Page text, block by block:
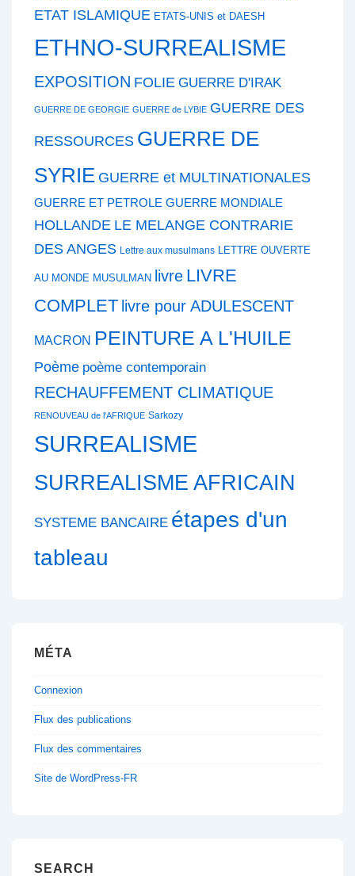
ETAT ISLAMIQUE ETATS-UNIS et DAESH
ETHNO-SURREALISME
EXPOSITION FOLIE GUERRE D'IRAK
GUERRE DE GEORGIE GUERRE de LYBIE GUERRE DES
RESSOURCES GUERRE DE
SYRIE GUERRE et MULTINATIONALES
GUERRE ET PETROLE GUERRE MONDIALE
HOLLANDE LE MELANGE CONTRARIE
DES ANGES Lettre aux musulmans LETTRE OUVERTE
AU MONDE MUSULMAN livre LIVRE
COMPLET livre pour ADULESCENT
MACRON PEINTURE A L'HUILE
Poème poème contemporain
RECHAUFFEMENT CLIMATIQUE
RENOUVEAU de l'AFRIQUE Sarkozy
SURREALISME
SURREALISME AFRICAIN
SYSTEME BANCAIRE étapes d'un
tableau
MÉTA
Connexion
Flux des publications
Flux des commentaires
Site de WordPress-FR
SEARCH